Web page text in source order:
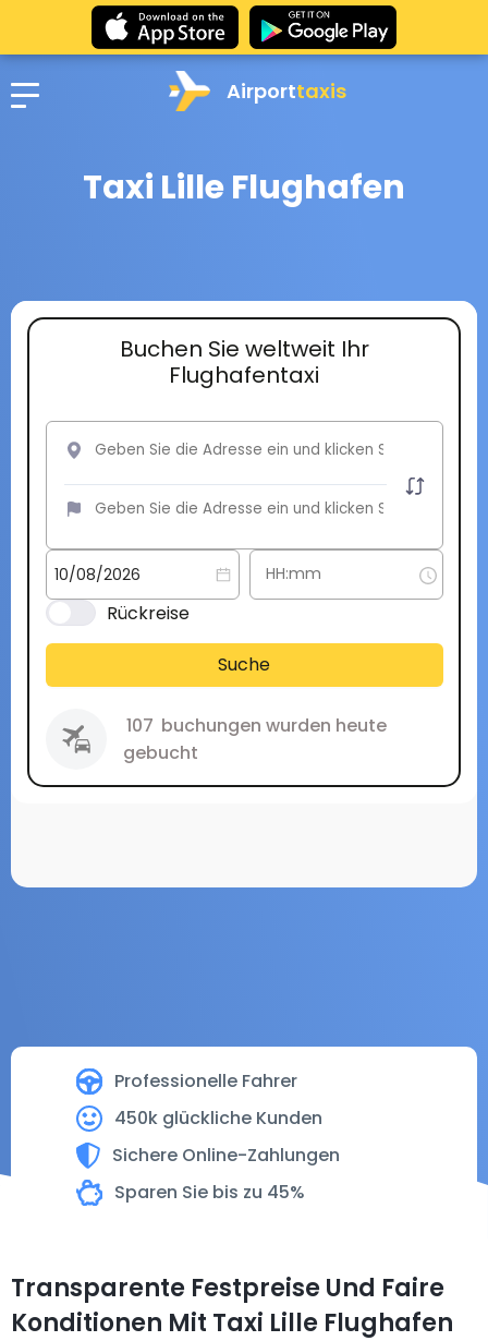
Airporttaxis
Taxi Lille Flughafen
Professionelle Fahrer
450k glückliche Kunden
Sichere Online-Zahlungen
Sparen Sie bis zu 45%
Buchen Sie weltweit Ihr
Flughafentaxi
Rückreise
Suche
107 buchungen wurden heute
gebucht
Transparente Festpreise Und Faire
Konditionen Mit Taxi Lille Flughafen